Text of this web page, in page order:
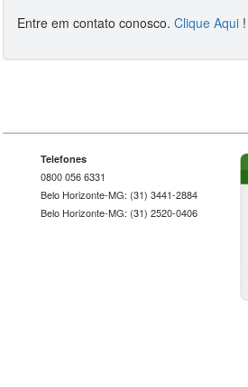
Entre em contato conosco. Clique Aqui !
Telefones
0800 056 6331
Belo Horizonte-MG: (31) 3441-2884
Belo Horizonte-MG: (31) 2520-0406